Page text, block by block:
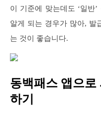
이 기준에 맞는데도 ‘일반
알게 되는 경우가 많아, 발
는 것이 좋습니다.
동백패스 앱으로
하기